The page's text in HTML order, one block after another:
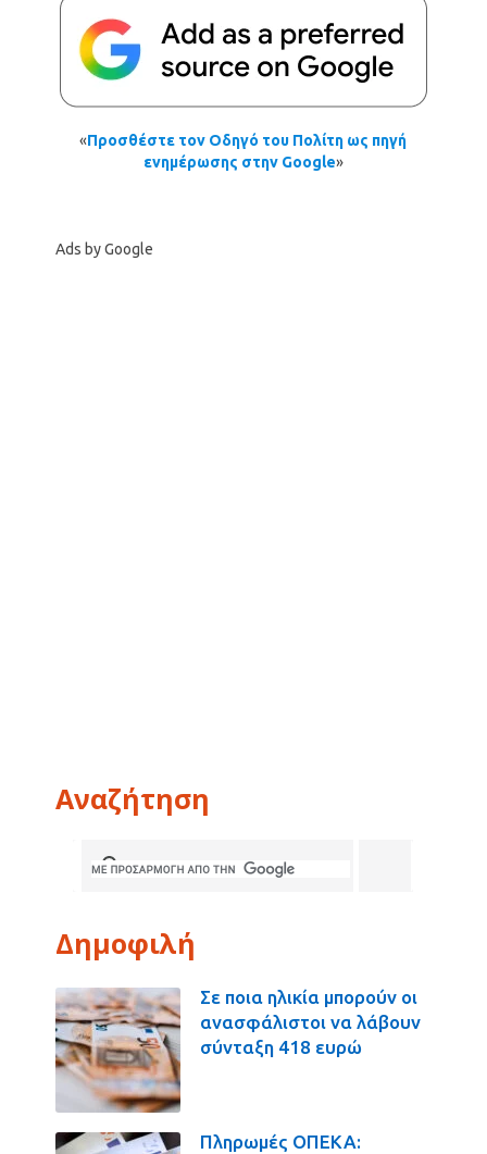
«Προσθέστε τον Οδηγό του Πολίτη ως πηγή
ενημέρωσης στην Google»
Ads by Google
Αναζήτηση
Δημοφιλή
Σε ποια ηλικία μπορούν οι
ανασφάλιστοι να λάβουν
σύνταξη 418 ευρώ
Πληρωμές ΟΠΕΚΑ: